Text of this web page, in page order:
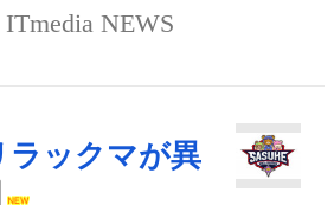
ITmedia NEWS
ラックマが異